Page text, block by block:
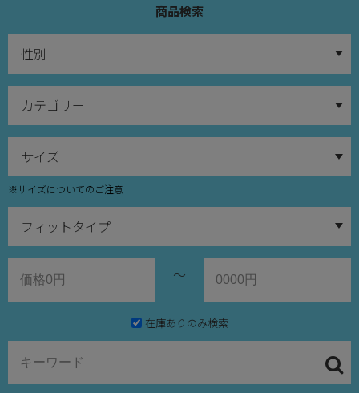
商品検索
※サイズについてのご注意
～
在庫ありのみ検索